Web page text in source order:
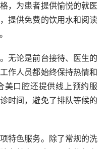
，为患者提供愉悦的就医
提供免费的饮用水和阅读
无论是前台接待、医生的
作人员都始终保持热情和
美口腔还提供线上预约服
时间，避免了排队等候的
特色服务。除了常规的洗